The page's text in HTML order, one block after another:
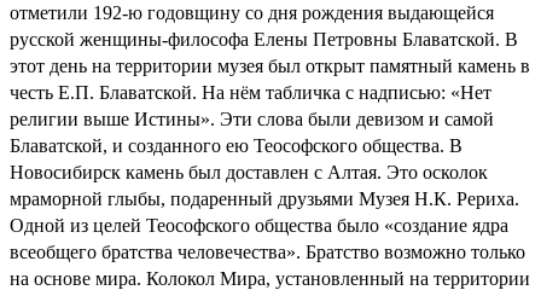
отметили 192-ю годовщину со дня рождения выдающейся
русской женщины-философа Елены Петровны Блаватской. В
этот день на территории музея был открыт памятный камень в
честь Е.П. Блаватской. На нём табличка с надписью: «Нет
религии выше Истины». Эти слова были девизом и самой
Блаватской, и созданного ею Теософского общества. В
Новосибирск камень был доставлен с Алтая. Это осколок
мраморной глыбы, подаренный друзьями Музея Н.К. Рериха.
Одной из целей Теософского общества было «создание ядра
всеобщего братства человечества». Братство возможно только
на основе мира. Колокол Мира, установленный на территории